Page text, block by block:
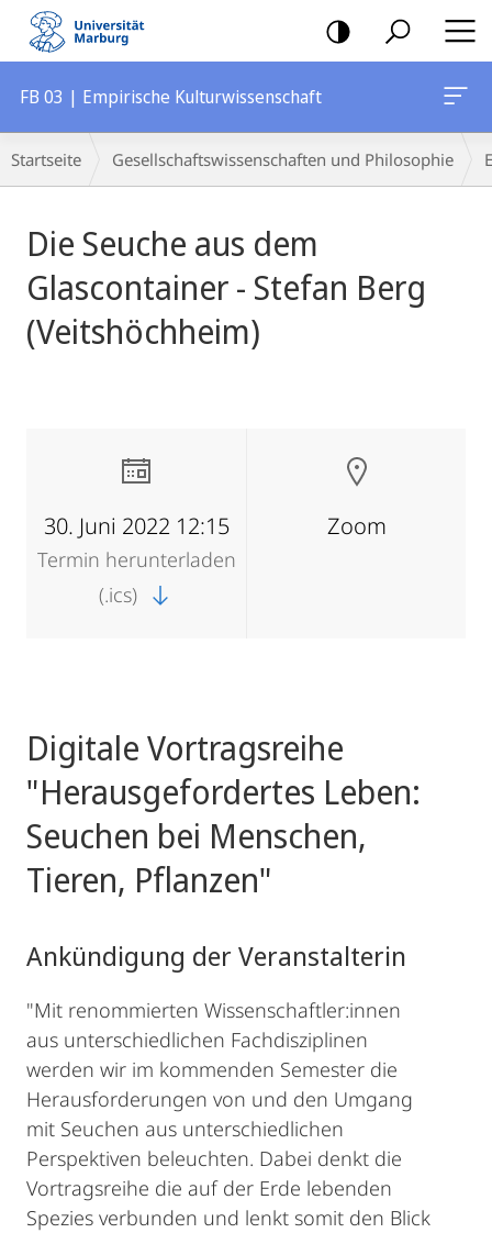
Mobile-
Navigation
FB 03 | Empirische Kulturwissenschaft
Breadcrumb-
Navigation
Startseite Gesellschaftswissenschaften und Philosophie
Die Seuche aus dem
Glascontainer - Stefan Berg
(Veitshöchheim)
30. Juni 2022 12:15
Termin herunterladen
(.ics)
Zoom
Digitale Vortragsreihe
"Herausgefordertes Leben:
Seuchen bei Menschen,
Tieren, Pflanzen"
Ankündigung der Veranstalterin
"Mit renommierten Wissenschaftler:innen
aus unterschiedlichen Fachdisziplinen
werden wir im kommenden Semester die
Herausforderungen von und den Umgang
mit Seuchen aus unterschiedlichen
Perspektiven beleuchten. Dabei denkt die
Vortragsreihe die auf der Erde lebenden
Spezies verbunden und lenkt somit den Blick